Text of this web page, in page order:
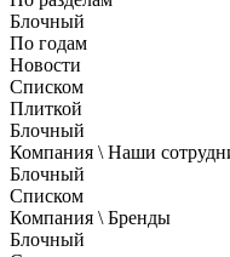
Блочный
По годам
Новости
Списком
Плиткой
Блочный
Компания \ Наши
Блочный
Списком
Компания \ Бренды
Блочный